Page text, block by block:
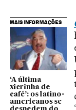
MAIS INFORMAÇÕES
‘A última
xicrinha de
café’: os latino-
americanos se